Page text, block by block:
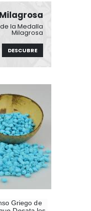
la Medalla
Milagrosa
DESCUBRE
Griego de